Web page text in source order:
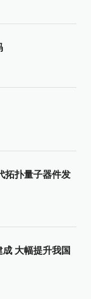
拓扑量子器件发
大幅提升我国